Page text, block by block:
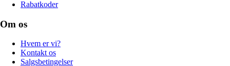
Rabatkoder
Om os
Hvem er vi?
Kontakt os
Salgsbetingelser